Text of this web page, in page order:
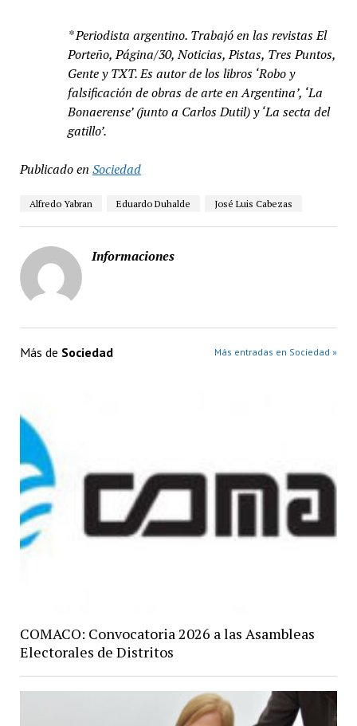
* Periodista argentino. Trabajó en las revistas El
Porteño, Página/30, Noticias, Pistas, Tres Puntos,
Gente y TXT. Es autor de los libros ‘Robo y
falsificación de obras de arte en Argentina’, ‘La
Bonaerense’ (junto a Carlos Dutil) y ‘La secta del
gatillo’.
Publicado en Sociedad
Alfredo Yabran Eduardo Duhalde José Luis Cabezas
Informaciones
Más de Sociedad Más entradas en Sociedad »
COMACO: Convocatoria 2026 a las Asambleas
Electorales de Distritos